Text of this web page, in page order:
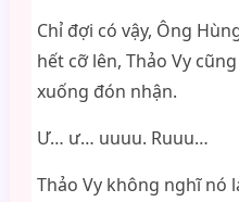
Chỉ đợi có vậy, Ông
hết cỡ lên, Thảo Vy
xuống đón nhận.
Ư… ư… uuuu. Ruuu…
Thảo Vy không nghĩ nó